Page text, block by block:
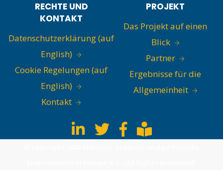
RECHTE UND
KONTAKT
Datenschutzerklärung (auf
English)
Cookie Regelungen (auf
English)
Kontakt
PROJEKT
Das Projekt auf einen
Blick
Partner
Ergebnisse für die
Allgemeinheit